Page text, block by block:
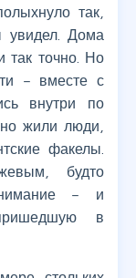
так,
увидел. Дома
так точно. Но
– вместе с
внутри по
жили люди,
факелы.
будто
– и
в